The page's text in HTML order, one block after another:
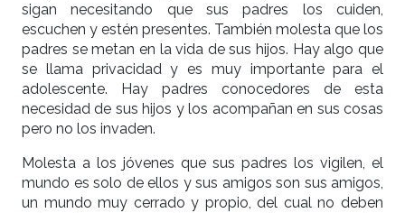
sigan necesitando que sus padres los cuiden,
escuchen y estén presentes. También molesta que los
padres se metan en la vida de sus hijos. Hay algo que
se llama privacidad y es muy importante para el
adolescente. Hay padres conocedores de esta
necesidad de sus hijos y los acompañan en sus cosas
pero no los invaden.
Molesta a los jóvenes que sus padres los vigilen, el
mundo es solo de ellos y sus amigos son sus amigos,
un mundo muy cerrado y propio, del cual no deben